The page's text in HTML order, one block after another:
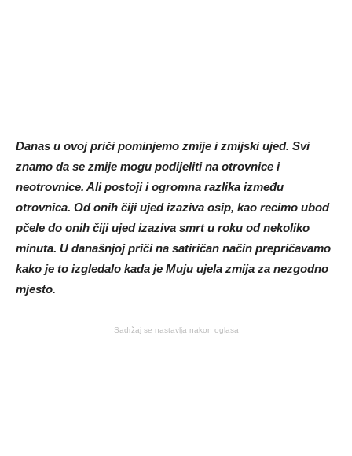
Danas u ovoj priči pominjemo zmije i zmijski ujed. Svi
znamo da se zmije mogu podijeliti na otrovnice i
neotrovnice. Ali postoji i ogromna razlika između
otrovnica. Od onih čiji ujed izaziva osip, kao recimo ubod
pčele do onih čiji ujed izaziva smrt u roku od nekoliko
minuta. U današnjoj priči na satiričan način prepričavamo
kako je to izgledalo kada je Muju ujela zmija za nezgodno
mjesto.
Sadržaj se nastavlja nakon oglasa